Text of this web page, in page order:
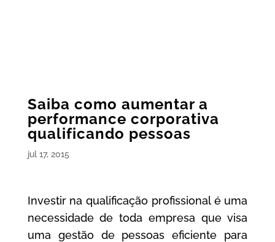
Saiba como aumentar a
performance corporativa
qualificando pessoas
jul 17, 2015
Investir na qualificação profissional é uma
necessidade de toda empresa que visa
uma gestão de pessoas eficiente para